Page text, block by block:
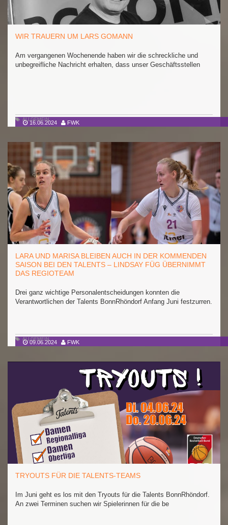
16.06.2024 FWK
WIR TRAUERN UM LARS GOMANN
Am vergangenen Wochenende haben wir die schreckliche und
unbegreifliche Nachricht erhalten, dass unser Geschäftsstellen
ALLGEMEIN
09.06.2024 FWK
LARA UND MARISA BLEIBEN AUCH IN DER KOMMENDEN
SAISON BEI DEN TALENTS – LINDSAY FÜG ÜBERNIMMT
DAS REGIOTEAM
Drei ganz wichtige Personalentscheidungen konnten die
Verantwortlichen der Talents BonnRhöndorf Anfang Juni festzurren.
ALLGEMEIN
TRYOUTS FÜR DIE TALENTS-TEAMS
Im Juni geht es los mit den Tryouts für die Talents BonnRhöndorf.
An zwei Terminen suchen wir Spielerinnen für die be